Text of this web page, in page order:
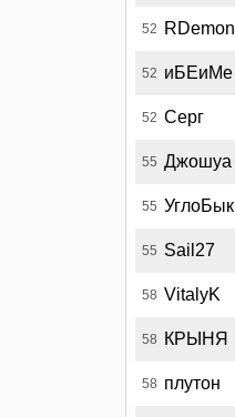
52
52 иБЕиМе
52 Серг
55 Джошуа
55 УглоБык
55 Sail27
58 VitalyK
58 КРЫНЯ
58 плутон